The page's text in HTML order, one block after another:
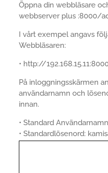
Öppna din webbläsare
webbserver plus :8000/
I vårt exempel angavs
Webbläsaren:
• http://
På inloggningsskärmen
användarnamn och
innan.
• Standard
• Standardlösenord: